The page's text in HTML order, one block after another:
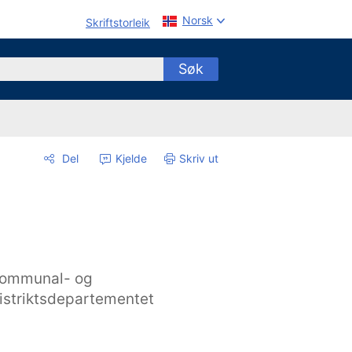
Skriftstorleik Norsk
Søk
Del Kjelde Skriv ut
og